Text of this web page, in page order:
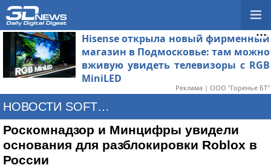
Hisense открыла новый фирменный
магазин в Подмосковье: там можно
вживую увидеть телевизоры с RGB
MiniLED
Реклама | ООО "Горенье БТ"
НОВОСТИ SOFTWARE
Роскомнадзор и Минцифры увидели
основания для разблокировки Roblox в
России